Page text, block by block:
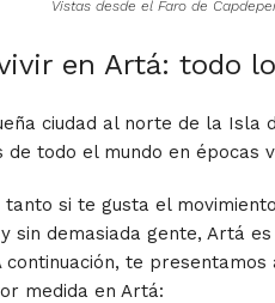
Vistas desde el Faro de
en Artá: todo
ciudad al norte de la
de todo el mundo en épocas
tanto si te gusta el
sin demasiada gente, Artá
continuación, te
medida en Artá: